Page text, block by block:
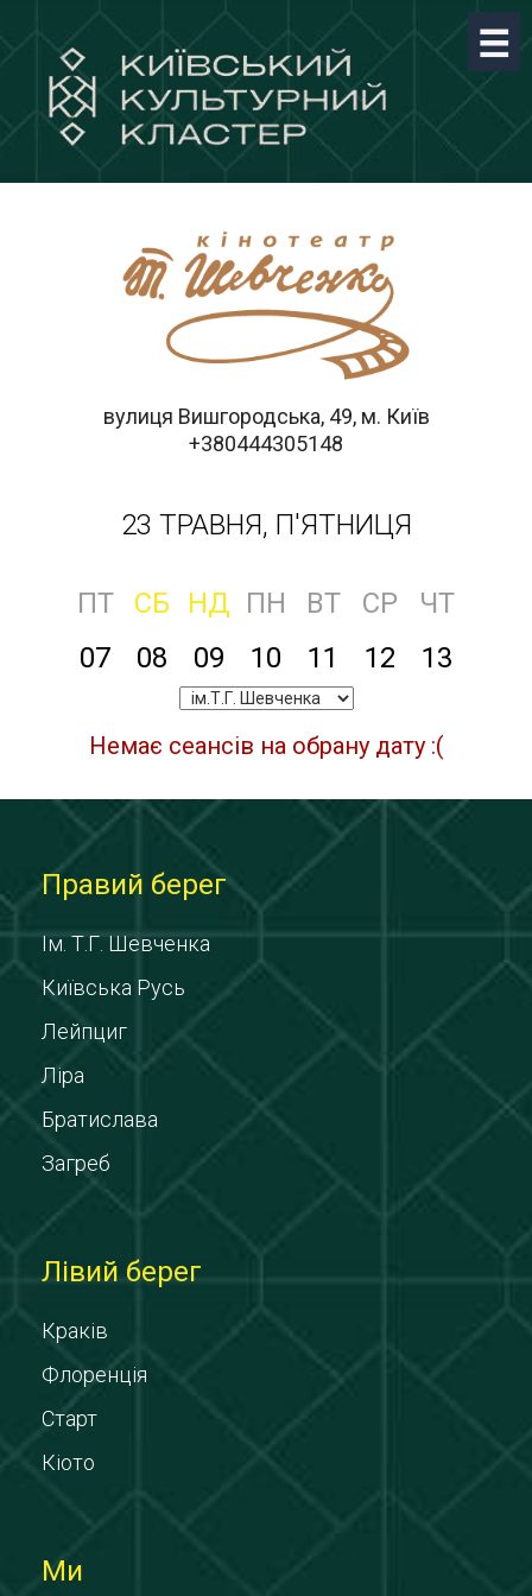
вулиця Вишгородська, 49, м. Київ
+380444305148
23 ТРАВНЯ, П'ЯТНИЦЯ
ПТ СБ НД ПН ВТ СР
ЧТ
07
08 09 10 11 12 13
Немає сеансів на обрану дату :(
Правий берег
Ім. Т.Г. Шевченка
Київська Русь
Лейпциг
Ліра
Братислава
Загреб
Лівий берег
Краків
Флоренція
Старт
Кіото
Ми